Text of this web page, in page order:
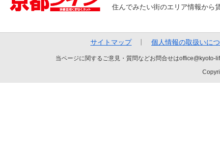
住んでみたい街のエリア情報から
サイトマップ 個人情報の取扱いに
当ページに関するご意見・質問などお問合せは